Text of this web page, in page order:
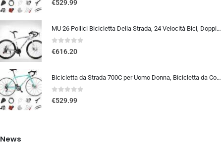
€529.99
MU 26 Pollici Bicicletta Della Strada, 24 Velocità Bici, Doppio Disco Freno, Acciaio Al Carbonio Telaio, Strada Biciclette…
0out of 5
€616.20
Bicicletta da Strada 700C per Uomo Donna, Bicicletta da Corsa con Freno a Disco 24/27/30 velocità, Telaio in Acciaio ad Al…
0out of 5
€529.99
News